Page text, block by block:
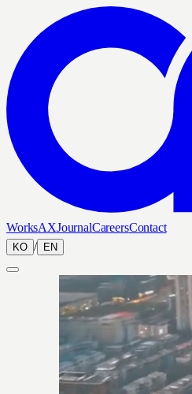
WorksAXJournalCareersContact
KO / EN